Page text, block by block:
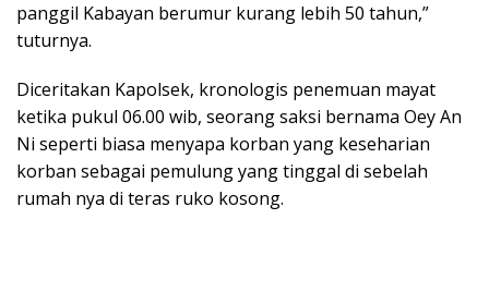
panggil Kabayan berumur kurang lebih 50 tahun,”
tuturnya.
Diceritakan Kapolsek, kronologis penemuan mayat
ketika pukul 06.00 wib, seorang saksi bernama Oey An
Ni seperti biasa menyapa korban yang keseharian
korban sebagai pemulung yang tinggal di sebelah
rumah nya di teras ruko kosong.